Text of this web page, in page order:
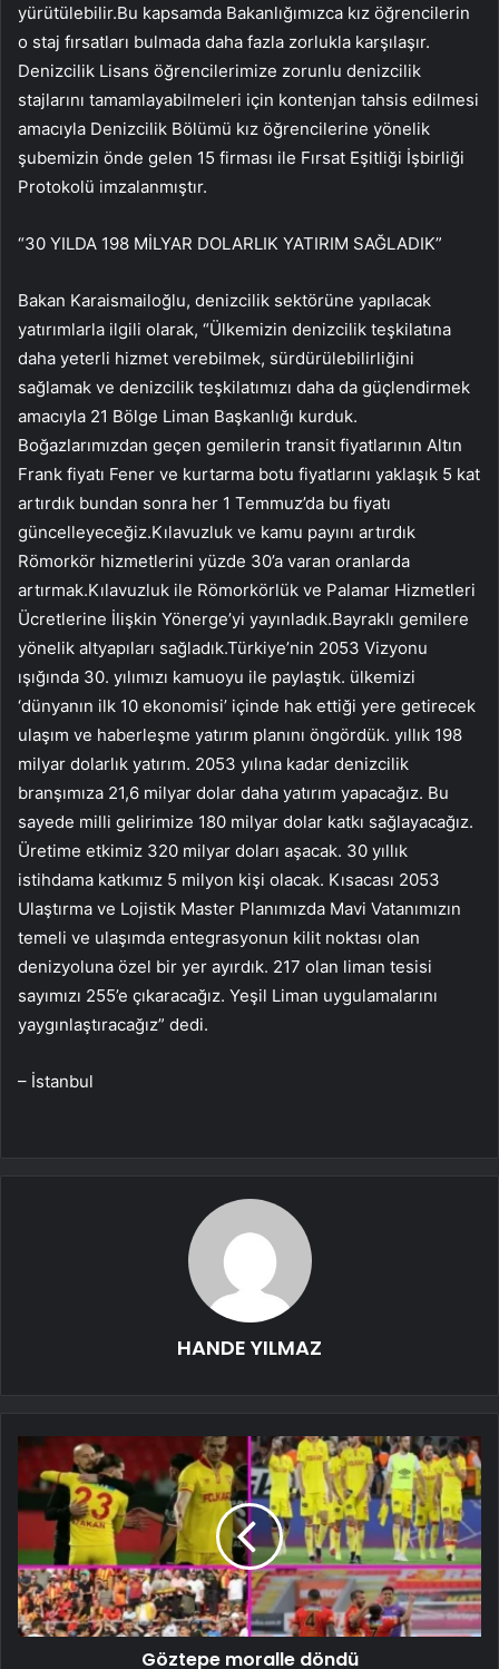
yürütülebilir.Bu kapsamda Bakanlığımızca kız öğrencilerin
o staj fırsatları bulmada daha fazla zorlukla karşılaşır.
Denizcilik Lisans öğrencilerimize zorunlu denizcilik
stajlarını tamamlayabilmeleri için kontenjan tahsis edilmesi
amacıyla Denizcilik Bölümü kız öğrencilerine yönelik
şubemizin önde gelen 15 firması ile Fırsat Eşitliği İşbirliği
Protokolü imzalanmıştır.
“30 YILDA 198 MİLYAR DOLARLIK YATIRIM SAĞLADIK”
Bakan Karaismailoğlu, denizcilik sektörüne yapılacak
yatırımlarla ilgili olarak, “Ülkemizin denizcilik teşkilatına
daha yeterli hizmet verebilmek, sürdürülebilirliğini
sağlamak ve denizcilik teşkilatımızı daha da güçlendirmek
amacıyla 21 Bölge Liman Başkanlığı kurduk.
Boğazlarımızdan geçen gemilerin transit fiyatlarının Altın
Frank fiyatı Fener ve kurtarma botu fiyatlarını yaklaşık 5 kat
artırdık bundan sonra her 1 Temmuz’da bu fiyatı
güncelleyeceğiz.Kılavuzluk ve kamu payını artırdık
Römorkör hizmetlerini yüzde 30’a varan oranlarda
artırmak.Kılavuzluk ile Römorkörlük ve Palamar Hizmetleri
Ücretlerine İlişkin Yönerge’yi yayınladık.Bayraklı gemilere
yönelik altyapıları sağladık.Türkiye’nin 2053 Vizyonu
ışığında 30. yılımızı kamuoyu ile paylaştık. ülkemizi
‘dünyanın ilk 10 ekonomisi’ içinde hak ettiği yere getirecek
ulaşım ve haberleşme yatırım planını öngördük. yıllık 198
milyar dolarlık yatırım. 2053 yılına kadar denizcilik
branşımıza 21,6 milyar dolar daha yatırım yapacağız. Bu
sayede milli gelirimize 180 milyar dolar katkı sağlayacağız.
Üretime etkimiz 320 milyar doları aşacak. 30 yıllık
istihdama katkımız 5 milyon kişi olacak. Kısacası 2053
Ulaştırma ve Lojistik Master Planımızda Mavi Vatanımızın
temeli ve ulaşımda entegrasyonun kilit noktası olan
denizyoluna özel bir yer ayırdık. 217 olan liman tesisi
sayımızı 255’e çıkaracağız. Yeşil Liman uygulamalarını
yaygınlaştıracağız” dedi.
– İstanbul
HANDE YILMAZ
Göztepe moralle döndü